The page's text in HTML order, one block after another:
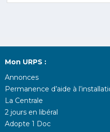
Mon URPS :
Annonces
Permanence d’aide à
La Centrale
2 jours en libéral
Adopte 1 Doc